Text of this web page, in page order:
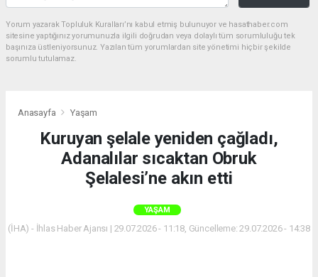
Yorum yazarak Topluluk Kuralları’nı kabul etmiş bulunuyor ve hasathaber.com
sitesine yaptığınız yorumunuzla ilgili doğrudan veya dolaylı tüm sorumluluğu tek
başınıza üstleniyorsunuz. Yazılan tüm yorumlardan site yönetimi hiçbir şekilde
sorumlu tutulamaz.
Anasayfa Yaşam
Kuruyan şelale yeniden çağladı,
Adanalılar sıcaktan Obruk
Şelalesi’ne akın etti
YAŞAM
(İHA) - İhlas Haber Ajansı | 29.07.2026 - 11:18, Güncelleme: 29.07.2026 - 14:38